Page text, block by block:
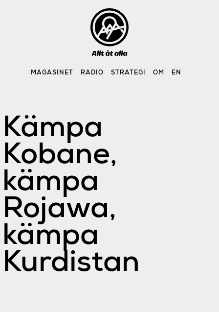
MAGASINET RADIO STRATEGI OM EN
Kämpa
Kobane,
kämpa
Rojawa,
kämpa
Kurdistan